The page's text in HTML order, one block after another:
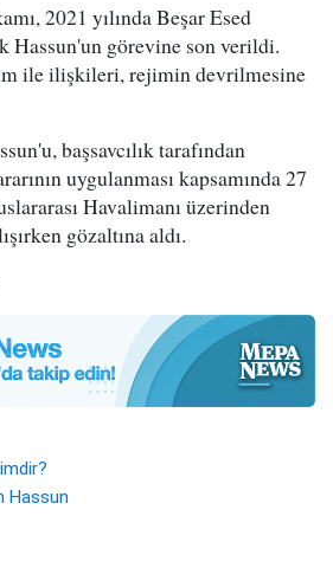
2021 yılında Beşar Esed
Hassun'un görevine son verildi.
ile ilişkileri, rejimin devrilmesine
başsavcılık tarafından
uygulanması kapsamında 27
Havalimanı üzerinden
gözaltına aldı.
Hassun